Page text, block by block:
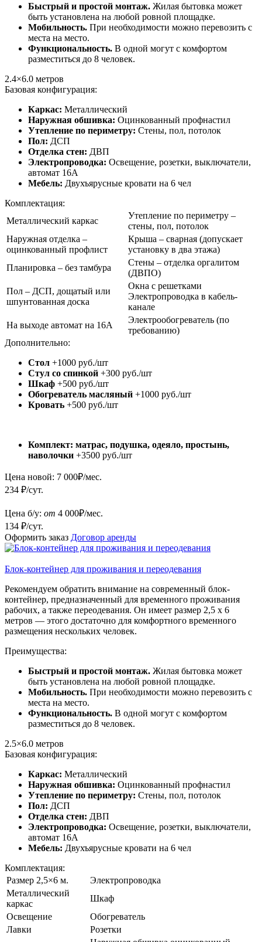
Быстрый и простой монтаж. Жилая бытовка может
быть установлена на любой ровной площадке.
Мобильность. При необходимости можно перевозить с
места на место.
Функциональность. В одной могут с комфортом
разместиться до 8 человек.
2.4×6.0 метров
Базовая конфигурация:
Каркас: Металлический
Наружная обшивка: Оцинкованный профнастил
Утепление по периметру: Стены, пол, потолок
Пол: ДСП
Отделка стен: ДВП
Электропроводка: Освещение, розетки, выключатели,
автомат 16А
Мебель: Двухъярусные кровати на 6 чел
Комплектация:
Металлический каркас
Утепление по периметру –
стены, пол, потолок
Наружная отделка –
оцинкованный профлист
Крыша – сварная (допускает
установку в два этажа)
Планировка – без тамбура
Стены – отделка оргалитом
(ДВПО)
Пол – ДСП, дощатый или
шпунтованная доска
Окна с решетками
Электропроводка в кабель-
канале
На выходе автомат на 16А
Электрообогреватель (по
требованию)
Дополнительно:
Стол +1000 руб./шт
Стул со спинкой +300 руб./шт
Шкаф +500 руб./шт
Обогреватель масляный +1000 руб./шт
Кровать +500 руб./шт
Комплект: матрас, подушка, одеяло, простынь,
наволочки +3500 руб./шт
Цена новой: 7 000₽/мес.
234 ₽/сут.
Цена б/у: от 4 000₽/мес.
134 ₽/сут.
Оформить заказ Договор аренды
Блок-контейнер для проживания и переодевания
Рекомендуем обратить внимание на современный блок-
контейнер, предназначенный для временного проживания
рабочих, а также переодевания. Он имеет размер 2,5 х 6
метров — этого достаточно для комфортного временного
размещения нескольких человек.
Преимущества:
Быстрый и простой монтаж. Жилая бытовка может
быть установлена на любой ровной площадке.
Мобильность. При необходимости можно перевозить с
места на место.
Функциональность. В одной могут с комфортом
разместиться до 8 человек.
2.5×6.0 метров
Базовая конфигурация:
Каркас: Металлический
Наружная обшивка: Оцинкованный профнастил
Утепление по периметру: Стены, пол, потолок
Пол: ДСП
Отделка стен: ДВП
Электропроводка: Освещение, розетки, выключатели,
автомат 16А
Мебель: Двухъярусные кровати на 6 чел
Комплектация:
Размер 2,5×6 м.
Электропроводка
Металлический
каркас
Шкаф
Освещение
Обогреватель
Лавки
Розетки